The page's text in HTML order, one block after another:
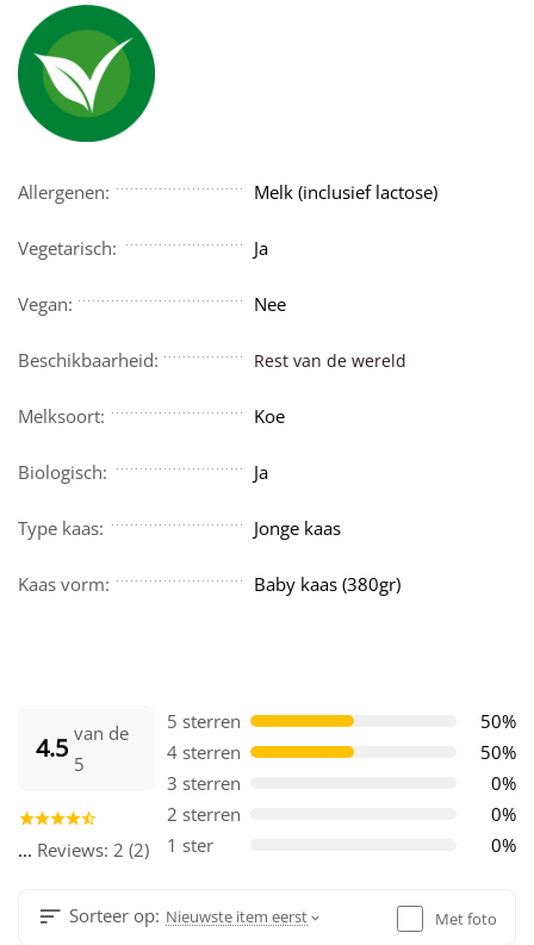
Allergenen: Melk (inclusief lactose)
Vegetarisch: Ja
Vegan: Nee
Beschikbaarheid: Rest van de wereld
Melksoort: Koe
Biologisch: Ja
Type kaas: Jonge kaas
Kaas vorm: Baby kaas (380gr)
4.5 van de
5
... Reviews: 2 (2)
5 sterren
50%
4 sterren
50%
3 sterren
0%
2 sterren
0%
1 ster
0%
Sorteer op: Nieuwste item eerst Met foto